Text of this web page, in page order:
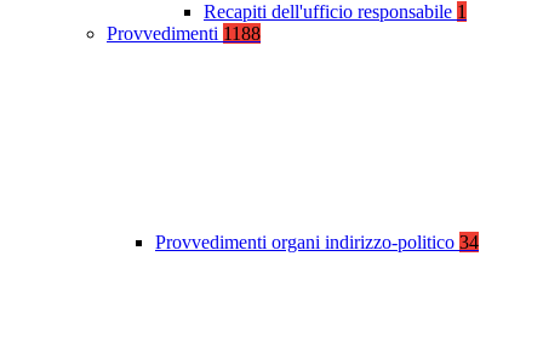
Recapiti dell'ufficio responsabile 1
Provvedimenti 1188
Provvedimenti organi indirizzo-politico 34